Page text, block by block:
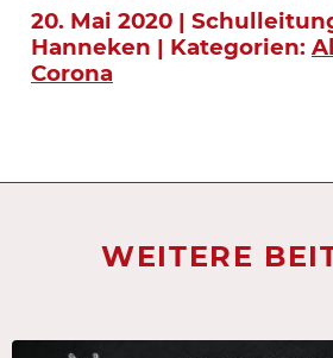
20. Mai 2020 |
Hanneken | Kategorien:
Corona
WEITERE